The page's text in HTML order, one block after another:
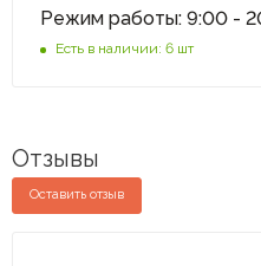
Режим работы: 9:00 -
Есть в наличии: 6 шт
Отзывы
Оставить отзыв